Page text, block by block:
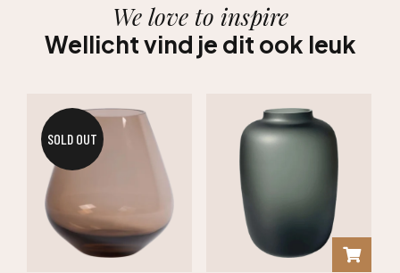
We love to inspire
Wellicht vind je dit ook leuk
SOLD OUT